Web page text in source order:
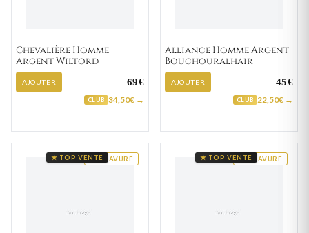
Chevalière Homme
Argent Wiltord
AJOUTER 69€
CLUB 34,50€ →
Alliance Homme Argent
Bouchouralhair
AJOUTER 45€
CLUB 22,50€ →
GRAVURE
★ TOP VENTE GRAVURE
★ TOP VENTE